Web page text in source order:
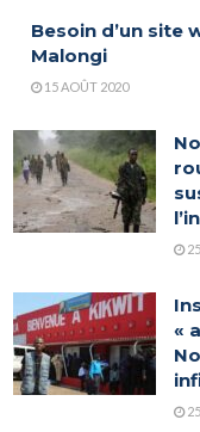
Besoin d’un site
Malongi
15 AOÛT 2020
«